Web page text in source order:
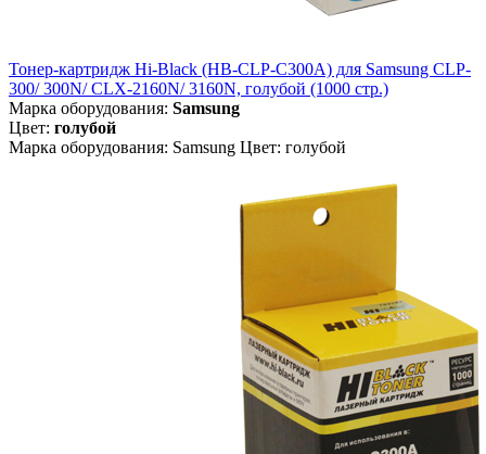
Тонер-картридж Hi-Black (HB-CLP-C300A) для Samsung CLP-
300/ 300N/ CLX-2160N/ 3160N, голубой (1000 стр.)
Марка оборудования: Samsung
Цвет: голубой
Марка оборудования: Samsung Цвет: голубой